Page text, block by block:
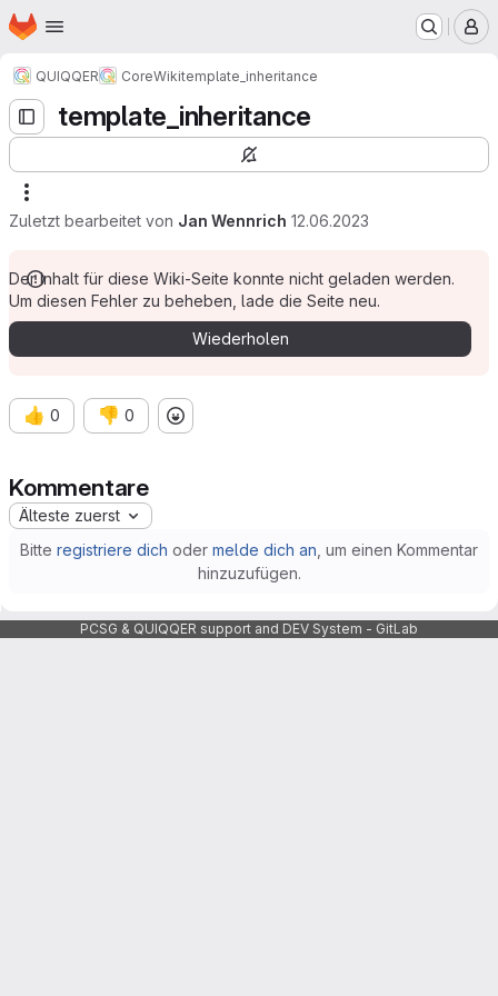
Zum Hauptinhalt springen
Startseite
QUIQQER CoreWikitemplate_inheritance
template_inheritance
Zuletzt bearbeitet von Jan Wennrich 12.06.2023
Der Inhalt für diese Wiki-Seite konnte nicht geladen werden.
Um diesen Fehler zu beheben, lade die Seite neu.
Wiederholen
👍 0 👎 0
Kommentare
Älteste zuerst
Bitte registriere dich oder melde dich an , um einen Kommentar
hinzuzufügen.
PCSG & QUIQQER support and DEV System - GitLab